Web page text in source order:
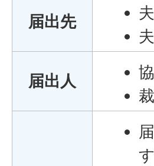
届出先
届出人